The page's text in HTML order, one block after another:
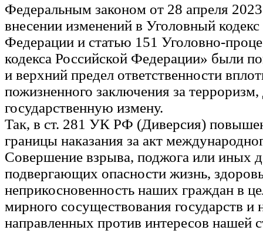
Федеральным законом от 28 апреля
внесении изменений в Уголовный
Федерации и статью 151 Уголовно-
кодекса Российской Федерации» были
и верхний предел ответственности
пожизненного заключения за
государственную измену.
Так, в ст. 281 УК РФ (Диверсия)
границы наказания за акт
Совершение взрыва, поджога или иных
подвергающих опасности жизнь,
неприкосновенность наших граждан в
мирного сосуществования государств и
направленных против интересов нашей